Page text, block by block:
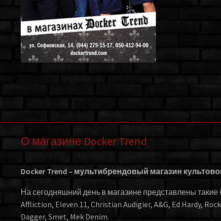
О магазине Docker Trend
Docker Trend – мультибрендовый магазин
На сегодняшний день в магазине представлены такие
Affliction, Eleven 11, Christian Audigier, A&G, Ed Hardy,
Dagger, Smet, Mek Denim.